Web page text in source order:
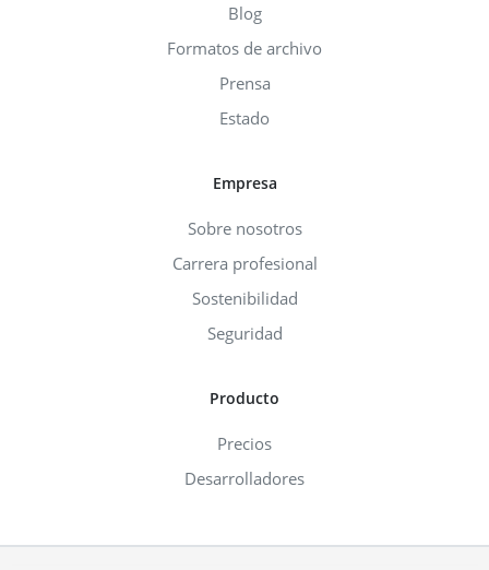
Blog
Formatos de archivo
Prensa
Estado
Empresa
Sobre nosotros
Carrera profesional
Sostenibilidad
Seguridad
Producto
Precios
Desarrolladores